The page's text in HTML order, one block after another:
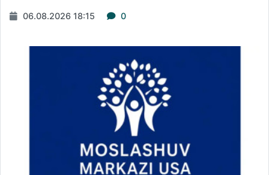
06.08.2026 18:15 0